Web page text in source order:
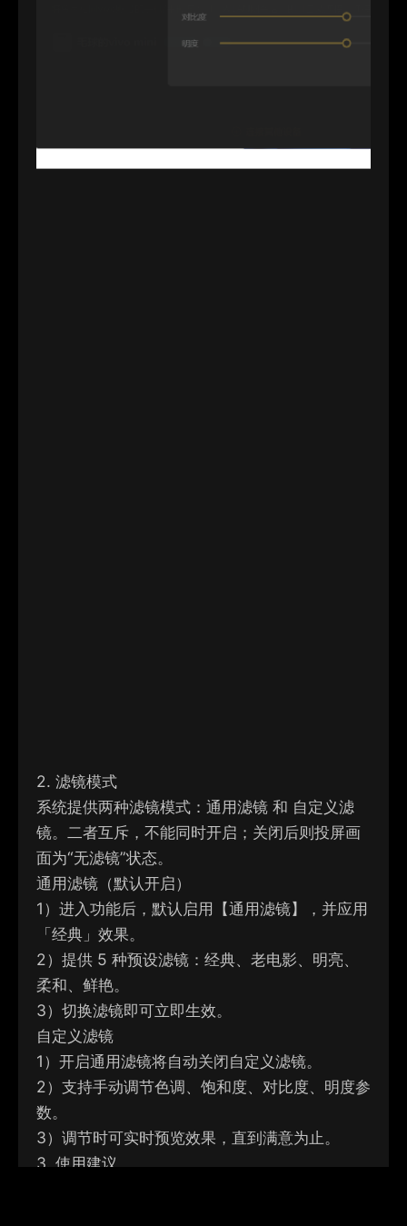
2. 滤镜模式
系统提供两种滤镜模式： 通用滤镜和 自定义滤
镜。二者互斥，不能同时开启；关闭后则投屏画
面为“无滤镜”状态。
通用滤镜（默认开启）
1） 进入功能后，默认启用【通用滤镜】，并应用
「经典」效果。
2） 提供 5 种预设滤镜：经典、老电影、明亮、
柔和、鲜艳。
3） 切换滤镜即可立即生效。
自定义滤镜
1） 开启通用滤镜将自动关闭自定义滤镜。
2） 支持手动调节色调、饱和度、对比度、明度参
数。
3） 调节时可实时预览效果，直到满意为止。
3. 使用建议